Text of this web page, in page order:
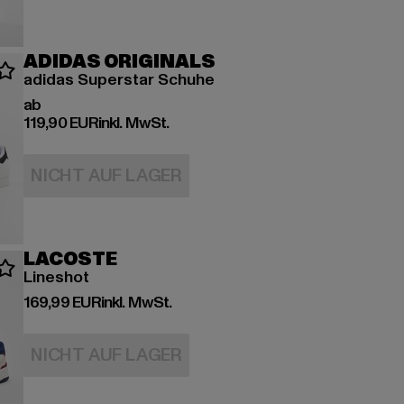
ADIDAS ORIGINALS
adidas Superstar Schuhe
ab
119,90 EUR
Derzeitiger Preis: ab 119,90 EUR
inkl. MwSt.
NICHT AUF LAGER
LACOSTE
Lineshot
169,99 EUR
Derzeitiger Preis: 169,99 EUR
inkl. MwSt.
NICHT AUF LAGER